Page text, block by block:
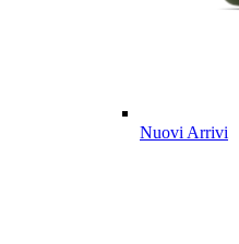
Nuovi Arrivi